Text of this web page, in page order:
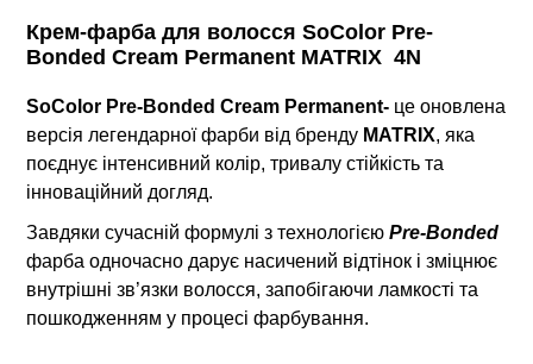
Крем-фарба для волосся SoColor Pre-
Bonded Cream Permanent MATRIX 4N
SoColor Pre-Bonded Cream Permanent- це оновлена
версія легендарної фарби від бренду MATRIX, яка
поєднує інтенсивний колір, тривалу стійкість та
інноваційний догляд.
Завдяки сучасній формулі з технологієюPre-Bonded
фарба одночасно дарує насичений відтінок і зміцнює
внутрішні зв’язки волосся, запобігаючи ламкості та
пошкодженням у процесі фарбування.